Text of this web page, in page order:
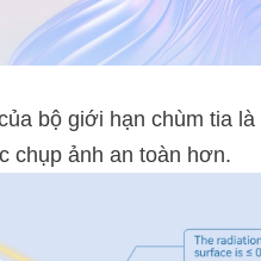
bộ giới hạn chùm tia
chụp ảnh an toàn hơn.